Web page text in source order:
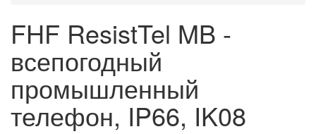
FHF ResistTel MB -
всепогодный
промышленный
телефон, IP66, IK08